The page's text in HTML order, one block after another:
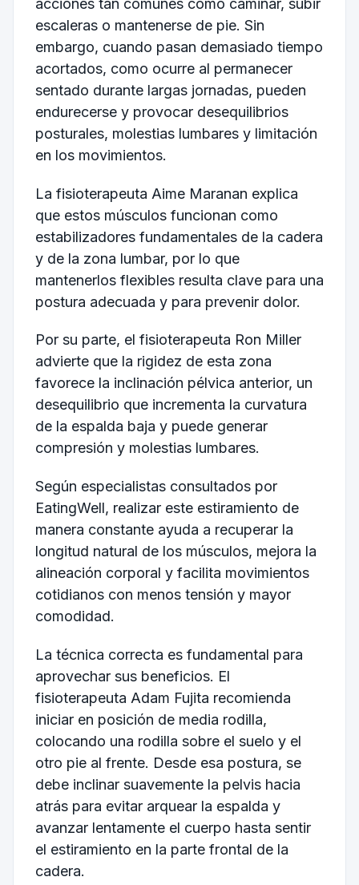
acciones tan comunes como caminar, subir
escaleras o mantenerse de pie. Sin
embargo, cuando pasan demasiado tiempo
acortados, como ocurre al permanecer
sentado durante largas jornadas, pueden
endurecerse y provocar desequilibrios
posturales, molestias lumbares y limitación
en los movimientos.
La fisioterapeuta Aime Maranan explica
que estos músculos funcionan como
estabilizadores fundamentales de la cadera
y de la zona lumbar, por lo que
mantenerlos flexibles resulta clave para una
postura adecuada y para prevenir dolor.
Por su parte, el fisioterapeuta Ron Miller
advierte que la rigidez de esta zona
favorece la inclinación pélvica anterior, un
desequilibrio que incrementa la curvatura
de la espalda baja y puede generar
compresión y molestias lumbares.
Según especialistas consultados por
EatingWell, realizar este estiramiento de
manera constante ayuda a recuperar la
longitud natural de los músculos, mejora la
alineación corporal y facilita movimientos
cotidianos con menos tensión y mayor
comodidad.
La técnica correcta es fundamental para
aprovechar sus beneficios. El
fisioterapeuta Adam Fujita recomienda
iniciar en posición de media rodilla,
colocando una rodilla sobre el suelo y el
otro pie al frente. Desde esa postura, se
debe inclinar suavemente la pelvis hacia
atrás para evitar arquear la espalda y
avanzar lentamente el cuerpo hasta sentir
el estiramiento en la parte frontal de la
cadera.